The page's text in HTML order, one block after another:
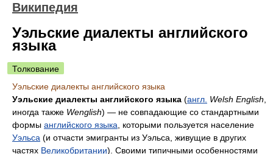
Википедия
Уэльские диалекты английского
языка
Толкование
Уэльские диалекты английского языка
Уэльские диалекты английского языка (англ. Welsh English
иногда также Wenglish) — не совпадающие со стандартными
формы английского языка , которыми пользуется население
Уэльса (и отчасти эмигранты из Уэльса, живущие в других
частях Великобритании). Своими типичными особенностями